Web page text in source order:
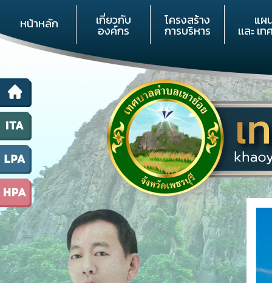
หน้าหลัก เกี่ยวกับ
องค์กร
โครงสร้าง
การบริหาร
แผ
เเละ